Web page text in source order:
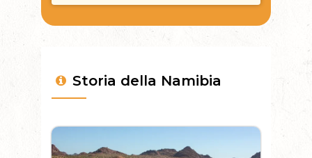
Storia della Namibia